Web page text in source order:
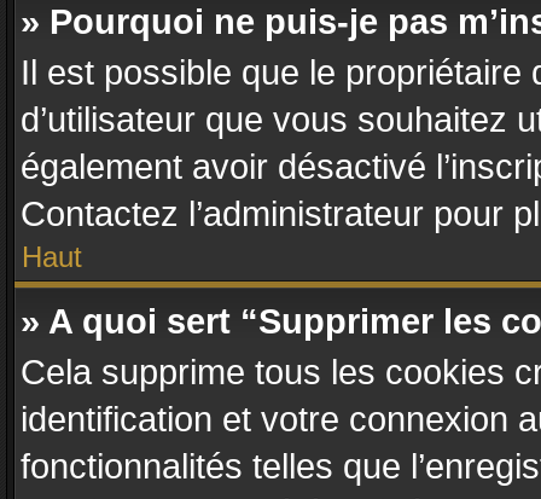
» Pourquoi ne puis-je pas
Il est possible que le
d’utilisateur que vous souhaitez
également avoir désactivé
Contactez l’administrateur pour
Haut
» A quoi sert “Supprimer les
Cela supprime tous les cookies
identification et votre connexion
fonctionnalités telles que